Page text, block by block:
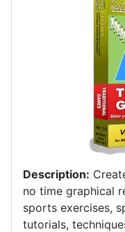
Description:
no time graphical
sports exercises,
tutorials,